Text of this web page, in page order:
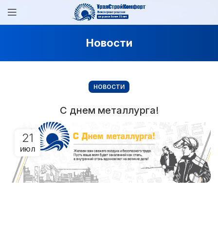
Новости
НОВОСТИ
С днем металлурга!
21
ИЮЛ